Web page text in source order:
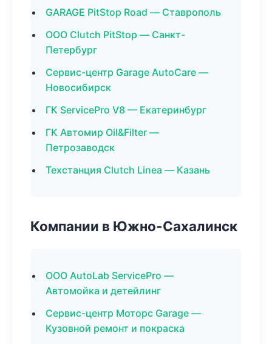
GARAGE PitStop Road — Ставрополь
ООО Clutch PitStop — Санкт-
Петербург
Сервис-центр Garage AutoCare —
Новосибирск
ГК ServicePro V8 — Екатеринбург
ГК Автомир Oil&Filter —
Петрозаводск
Техстанция Clutch Linea — Казань
Компании в Южно-Сахалинск
ООО AutoLab ServicePro —
Автомойка и детейлинг
Сервис-центр Моторс Garage —
Кузовной ремонт и покраска